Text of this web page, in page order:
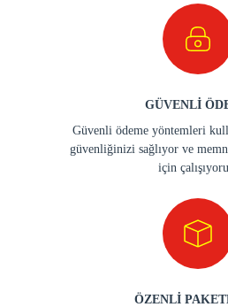
GÜVENLİ
Güvenli ödeme yöntemleri
güvenliğinizi sağlıyor ve
için
ÖZENLİ